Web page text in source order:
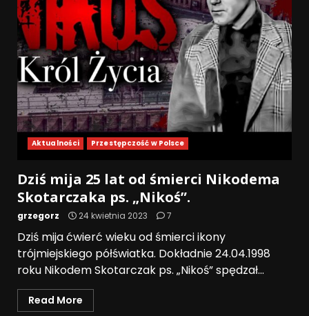
Aktualności Przestępczość w Polsce
Dziś mija 25 lat od śmierci Nikodema
Skotarczaka ps. „Nikoś”.
grzegorz 24 kwietnia 2023 7
Dziś mija ćwierć wieku od śmierci ikony
trójmiejskiego półświatka. Dokładnie 24.04.1998
roku Nikodem Skotarczak ps. „Nikoś” spędzał...
Read More